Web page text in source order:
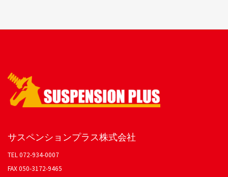
サスペンションプラス株式会社
TEL 072-934-0007
FAX 050-3172-9465